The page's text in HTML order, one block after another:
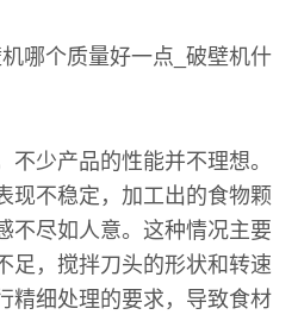
少产品的性能并不理想。
现不稳定，加工出的食物颗
不尽如人意。这种情况主要
足，搅拌刀头的形状和转速
精细处理的要求，导致食材